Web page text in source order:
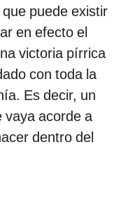
puede existir
en efecto el
victoria pírrica
con toda la
Es decir, un
vaya acorde a
dentro del